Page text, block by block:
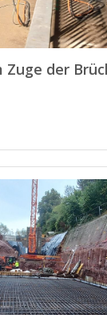
Zuge der